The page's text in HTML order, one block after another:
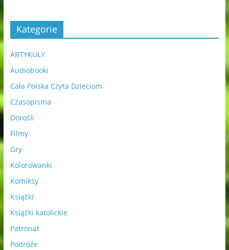
Kategorie
ARTYKUŁY
Audiobooki
Cała Polska Czyta Dzieciom
Czasopisma
Dorośli
Filmy
Gry
Kolorowanki
Komiksy
Książki
Książki katolickie
Patronat
Podróże